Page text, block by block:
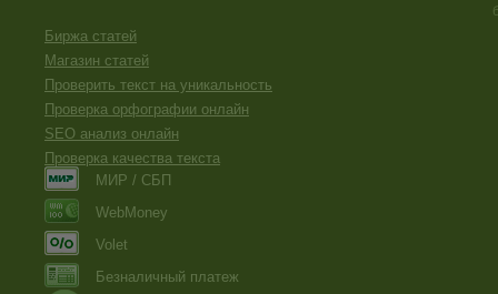
Биржа статей
Магазин статей
Проверить текст на уникальность
Проверка орфографии онлайн
SEO анализ онлайн
Проверка качества текста
МИР / СБП
WebMoney
Volet
Безналичный платеж